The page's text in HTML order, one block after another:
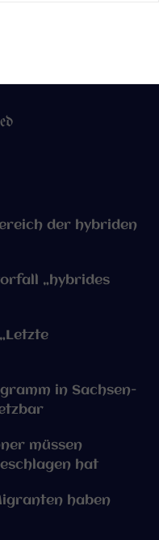
der hybriden
„hybrides
in Sachsen-
müssen
hat
haben